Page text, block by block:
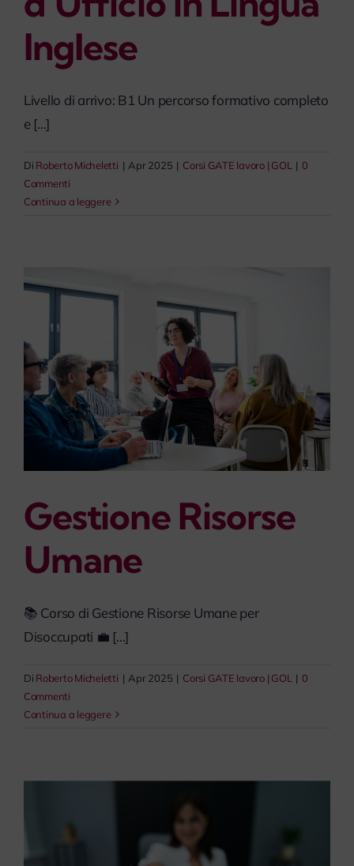
Inglese
Livello di arrivo: B1 Un percorso formativo completo
e [...]
Di Roberto Micheletti | Apr 2025 | Corsi GATE lavoro | GOL | 0
Commenti
Continua a leggere
Gestione Risorse
Umane
📚 Corso di Gestione Risorse Umane per
Disoccupati 💼 [...]
Di Roberto Micheletti | Apr 2025 | Corsi GATE lavoro | GOL | 0
Commenti
Continua a leggere